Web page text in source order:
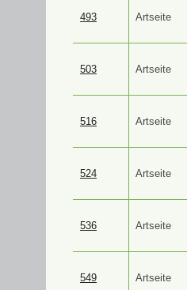
493 Artseite
503 Artseite
516 Artseite
524 Artseite
536 Artseite
549 Artseite